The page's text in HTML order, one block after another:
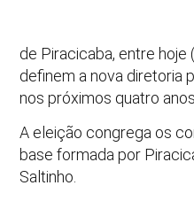
de Piracicaba, entre hoje
definem a nova diretoria
nos próximos quatro anos.
A eleição congrega os
base formada por
Saltinho.